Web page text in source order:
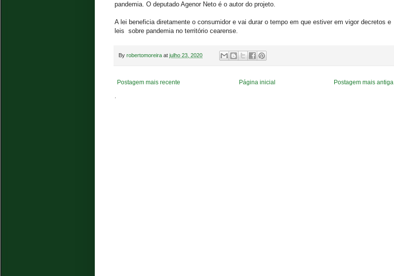
pandemia. O deputado Agenor Neto é o autor do projeto.
A lei beneficia diretamente o consumidor e vai durar o tempo em que estiver em vigor decretos e
leis sobre pandemia no território cearense.
By robertomoreira at julho 23, 2020
Postagem mais recente Postagem mais antiga
Página inicial
.